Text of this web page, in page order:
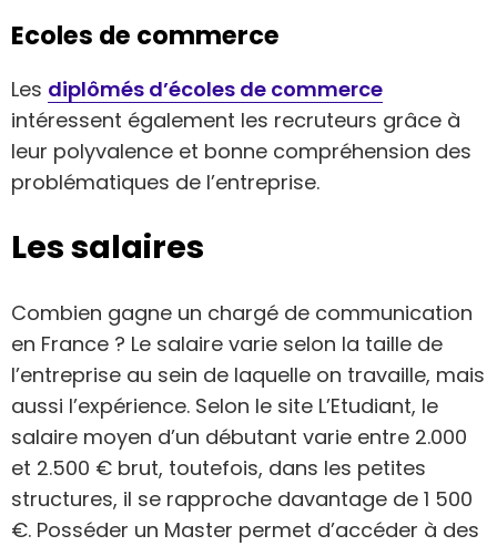
Ecoles de commerce
Les diplômés d’écoles de commerce
intéressent également les recruteurs grâce à
leur polyvalence et bonne compréhension des
problématiques de l’entreprise.
Les salaires
Combien gagne un chargé de communication
en France ? Le salaire varie selon la taille de
l’entreprise au sein de laquelle on travaille, mais
aussi l’expérience. Selon le site L’Etudiant, le
salaire moyen d’un débutant varie entre 2.000
et 2.500 € brut, toutefois, dans les petites
structures, il se rapproche davantage de 1 500
€. Posséder un Master permet d’accéder à des